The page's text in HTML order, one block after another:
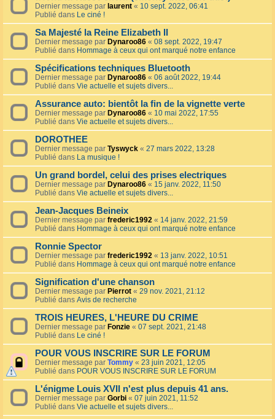
Dernier message par laurent « 10 sept. 2022, 06:41
Publié dans Le ciné !
Sa Majesté la Reine Elizabeth II
Dernier message par Dynaroo86 « 08 sept. 2022, 19:47
Publié dans Hommage à ceux qui ont marqué notre enfance
Spécifications techniques Bluetooth
Dernier message par Dynaroo86 « 06 août 2022, 19:44
Publié dans Vie actuelle et sujets divers...
Assurance auto: bientôt la fin de la vignette verte
Dernier message par Dynaroo86 « 10 mai 2022, 17:55
Publié dans Vie actuelle et sujets divers...
DOROTHEE
Dernier message par Tyswyck « 27 mars 2022, 13:28
Publié dans La musique !
Un grand bordel, celui des prises electriques
Dernier message par Dynaroo86 « 15 janv. 2022, 11:50
Publié dans Vie actuelle et sujets divers...
Jean-Jacques Beineix
Dernier message par frederic1992 « 14 janv. 2022, 21:59
Publié dans Hommage à ceux qui ont marqué notre enfance
Ronnie Spector
Dernier message par frederic1992 « 13 janv. 2022, 10:51
Publié dans Hommage à ceux qui ont marqué notre enfance
Signification d'une chanson
Dernier message par Pierrot « 29 nov. 2021, 21:12
Publié dans Avis de recherche
TROIS HEURES, L'HEURE DU CRIME
Dernier message par Fonzie « 07 sept. 2021, 21:48
Publié dans Le ciné !
POUR VOUS INSCRIRE SUR LE FORUM
Dernier message par Tommy « 23 juin 2021, 12:05
Publié dans POUR VOUS INSCRIRE SUR LE FORUM
L'énigme Louis XVII n'est plus depuis 41 ans.
Dernier message par Gorbi « 07 juin 2021, 11:52
Publié dans Vie actuelle et sujets divers...